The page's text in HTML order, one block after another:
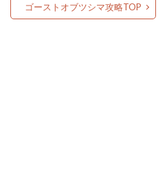
ゴーストオブツシマ攻略TOP